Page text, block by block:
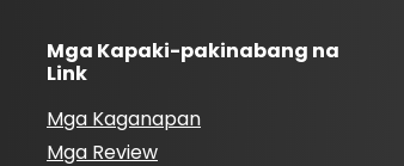
Mga Kapaki-pakinabang na
Link
Mga Kaganapan
Mga Review